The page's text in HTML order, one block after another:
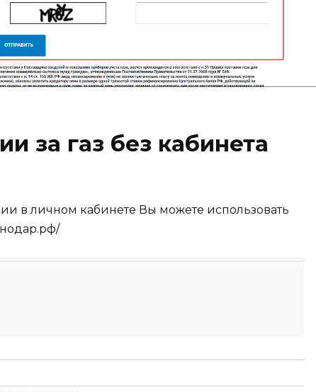
за газ без кабинета
в личном кабинете Вы можете использовать